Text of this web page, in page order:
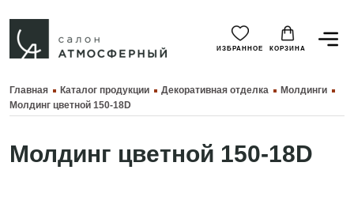
ИЗБРАННОЕ КОРЗИНА
Главная Каталог продукции Декоративная отделка
Молдинги
Молдинг цветной 150-18D
Молдинг цветной 150-18D